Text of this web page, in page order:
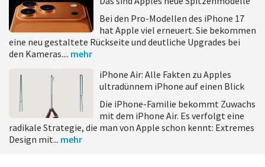
Bei den Pro-Modellen des iPhone 17
hat Apple viel erneuert. Sie bekommen
eine neu gestaltete Rückseite und deutliche Upgrades bei
den Kameras.... mehr
iPhone Air: Alle Fakten zu Apples
ultradünnem iPhone auf einen Blick
Die iPhone-Familie bekommt Zuwachs
mit dem iPhone Air. Es verfolgt eine
radikale Strategie, die man von Apple schon kennt: Extremes
Design mit... mehr